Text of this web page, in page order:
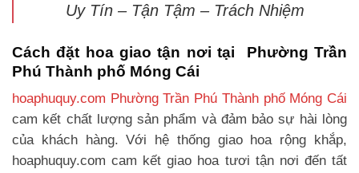
Uy Tín – Tận Tậm – Trách Nhiệm
Cách đặt hoa giao tận nơi tại Phường Trần
Phú Thành phố Móng Cái
hoaphuquy.com Phường Trần Phú Thành phố Móng Cái
cam kết chất lượng sản phẩm và đảm bảo sự hài lòng
của khách hàng. Với hệ thống giao hoa rộng khắp,
hoaphuquy.com cam kết giao hoa tươi tận nơi đến tất